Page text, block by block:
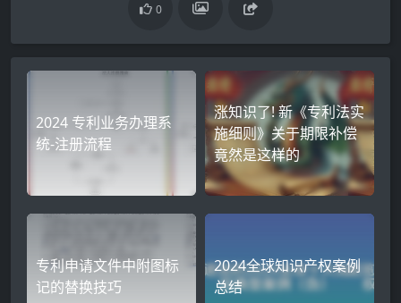
0
2024 专利业务办理系
统-注册流程
涨知识了! 新《专利法实
施细则》关于期限补偿
竟然是这样的
专利申请文件中附图标
记的替换技巧
2024全球知识产权案例
总结